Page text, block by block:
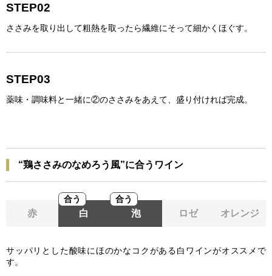
STEP02
ささみを取り出して粗熱を取ったら繊維にそって細かくほぐす。
STEP03
薬味・調味料と一緒に②のささみをあえて、盛り付ければ完成。
“鶏ささみのなめろう風”に合うワイン
赤
合う
白
合う
泡 ロゼ オレンジ
サッパリとした酸味にほのかなコクがある白ワインがオススメで
す。